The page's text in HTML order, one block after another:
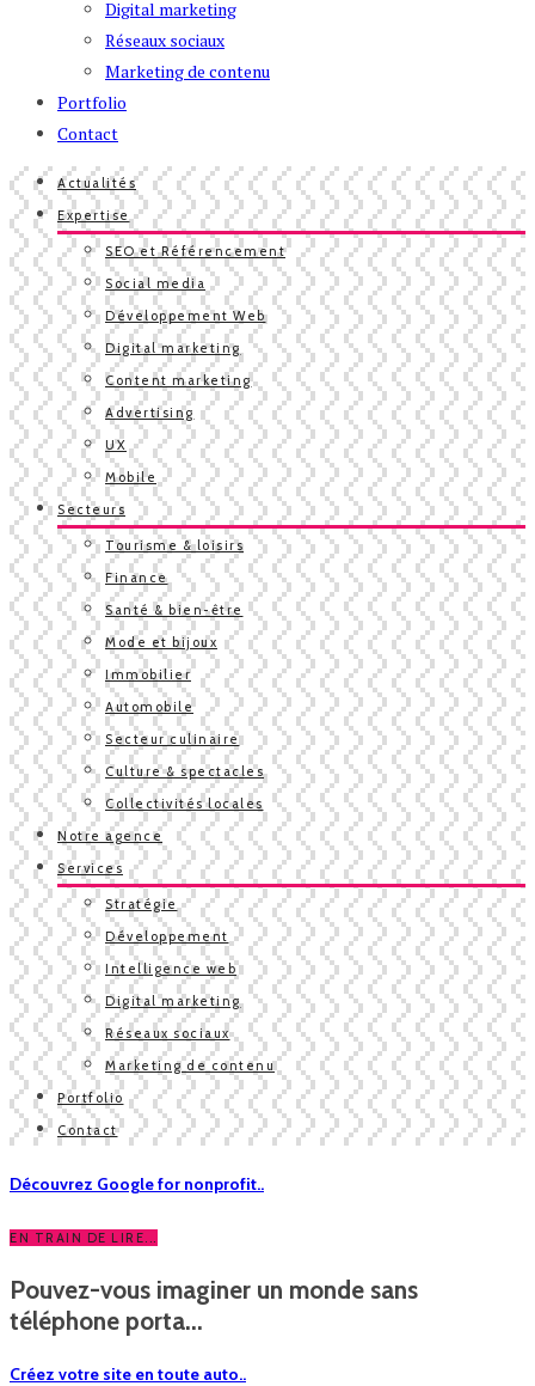
Digital marketing
Réseaux sociaux
Marketing de contenu
Portfolio
Contact
Actualités
Expertise
SEO et Référencement
Social media
Développement Web
Digital marketing
Content marketing
Advertising
UX
Mobile
Secteurs
Tourisme & loisirs
Finance
Santé & bien-être
Mode et bijoux
Immobilier
Automobile
Secteur culinaire
Culture & spectacles
Collectivités locales
Notre agence
Services
Stratégie
Développement
Intelligence web
Digital marketing
Réseaux sociaux
Marketing de contenu
Portfolio
Contact
Découvrez Google for nonprofit..
EN TRAIN DE LIRE...
Pouvez-vous imaginer un monde sans
téléphone porta...
Créez votre site en toute auto..